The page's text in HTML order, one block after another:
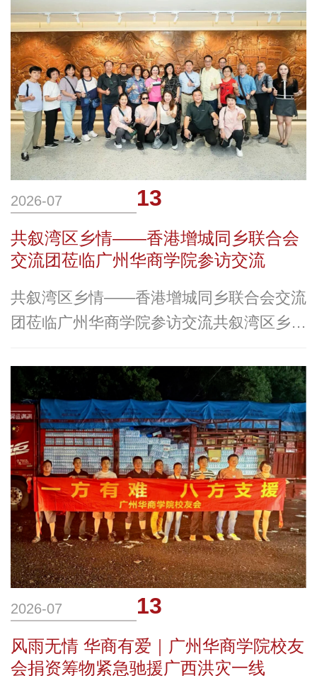
合订单班签约仪式在京东（黄埔）机器人智
能产业园举行。广东省委常委、副省长张
2026-07 13
共叙湾区乡情——香港增城同乡联合会
交流团莅临广州华商学院参访交流
共叙湾区乡情——香港增城同乡联合会交流
团莅临广州华商学院参访交流共叙湾区乡情
院近日，广州市增城区委统战部副部长陈笑
弟、香港增城同乡联合会郭远奇会长携交流
团一行47人莅临华商科教集团旗下广州华
商学院考察交流。广州华商学院党委书记
2026-07 13
风雨无情 华商有爱｜广州华商学院校友
会捐资筹物紧急驰援广西洪灾一线